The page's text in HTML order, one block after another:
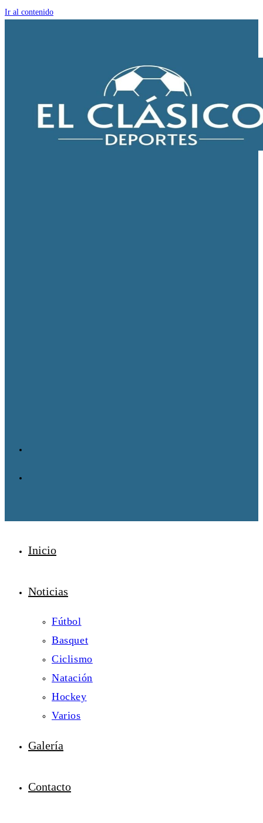
Ir al contenido
Inicio
Noticias
Fútbol
Basquet
Ciclismo
Natación
Hockey
Varios
Galería
Contacto